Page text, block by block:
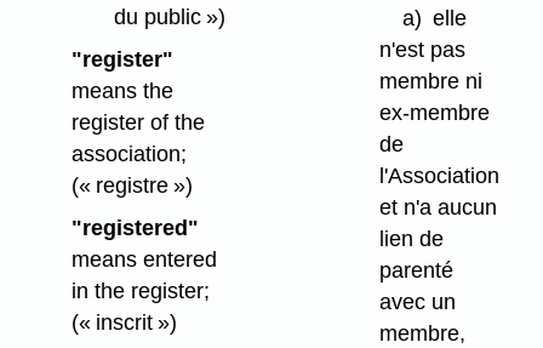
du public »)
"register"
means the
register of the
association;
(« registre »)
"registered"
means entered
in the register;
(« inscrit »)
a) elle
n'est pas
membre ni
ex-membre
de
l'Association
et n'a aucun
lien de
parenté
avec un
membre,